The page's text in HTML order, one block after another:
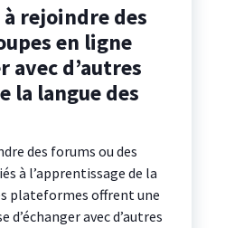
à rejoindre des
en ligne
avec d’autres
la langue des
des forums ou des
à l’apprentissage de la
plateformes offrent une
avec d’autres